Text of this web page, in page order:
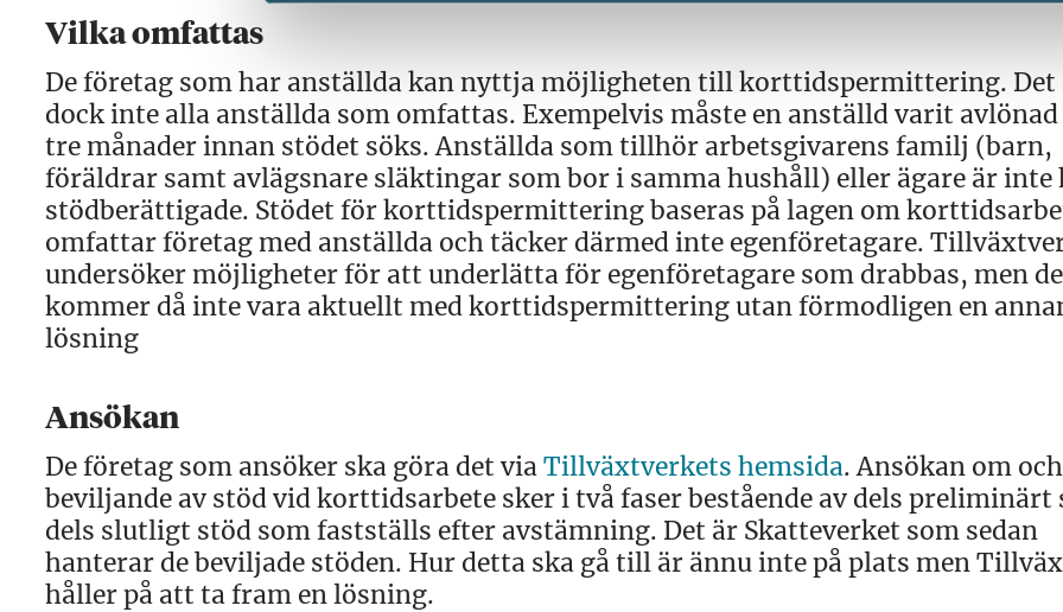
Vilka omfattas
De företag som har anställda kan nyttja möjligheten till korttidspermittering. Det
dock inte alla anställda som omfattas. Exempelvis måste en anställd varit
tre månader innan stödet söks. Anställda som tillhör arbetsgivarens familj (barn,
föräldrar samt avlägsnare släktingar som bor i samma hushåll) eller ägare är inte
stödberättigade. Stödet för korttidspermittering baseras på lagen om
omfattar företag med anställda och täcker därmed inte egenföretagare.
undersöker möjligheter för att underlätta för egenföretagare som drabbas, men
kommer då inte vara aktuellt med korttidspermittering utan förmodligen en
lösning
Ansökan
De företag som ansöker ska göra det viaTillväxtverkets hemsida. Ansökan om och
beviljande av stöd vid korttidsarbete sker i två faser bestående av dels preliminärt
dels slutligt stöd som fastställs efter avstämning. Det är Skatteverket som sedan
hanterar de beviljade stöden. Hur detta ska gå till är ännu inte på plats men
håller på att ta fram en lösning.